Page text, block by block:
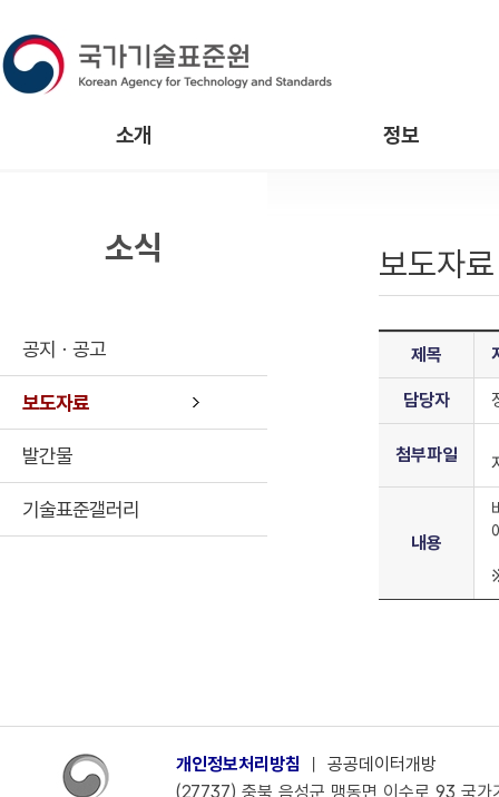
소개 정보
보도자료
제목
담당자
첨부파일
내용
소식
공지ㆍ공고
보도자료
발간물
기술표준갤러리
개인정보처리방침 ㅣ 공공데이터개방
(27737) 충북 음성군 맹동면 이수로 93 국